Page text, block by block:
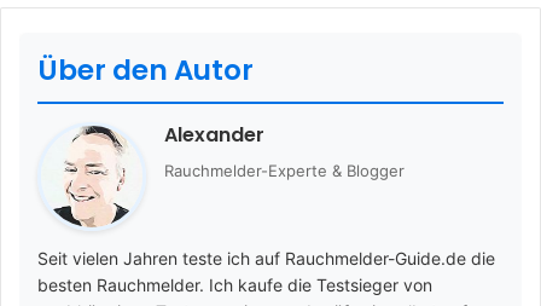
Über den Autor
Alexander
Rauchmelder-Experte & Blogger
Seit vielen Jahren teste ich auf Rauchmelder-Guide.de die
besten Rauchmelder. Ich kaufe die Testsieger von